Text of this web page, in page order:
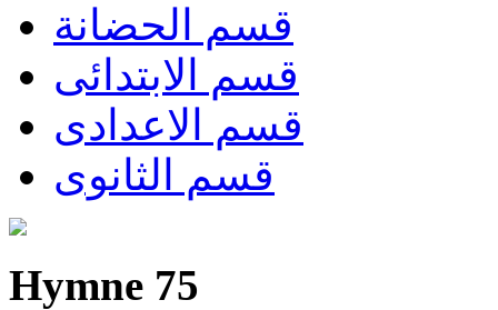
قسم الحضانة
قسم الابتدائى
قسم الاعدادى
قسم الثانوى
Hymne 75